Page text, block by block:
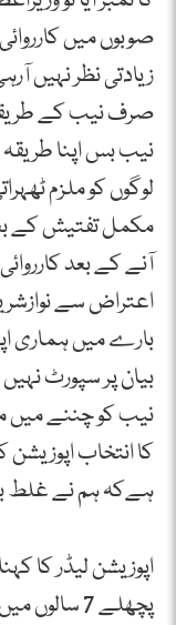
صوبوں میں
زیادتی نظر نہیں
صرف نیب کے
نیب بس اپنا
لوگوں کو ملزم
مکمل تفتیش کے
آنے کے بعد
اعتراض سے
بارے میں ہماری
بیان پر سپورٹ
نیب کو چننے میں
کا انتخاب
ہےکہ ہم نے غلط
اپوزیشن لیڈر کا
پچھلے 7